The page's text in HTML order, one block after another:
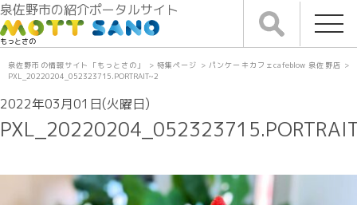
泉佐野市の紹介ポータルサイト
もっとさの
泉佐野市の情報サイト「もっとさの」 > 特集ページ > パンケーキカフェcafeblow 泉佐野店 >
PXL_20220204_052323715.PORTRAIT~2
2022年03月01日(火曜日)